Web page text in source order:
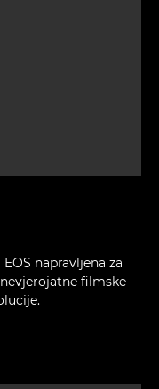
napravljena za
filmske